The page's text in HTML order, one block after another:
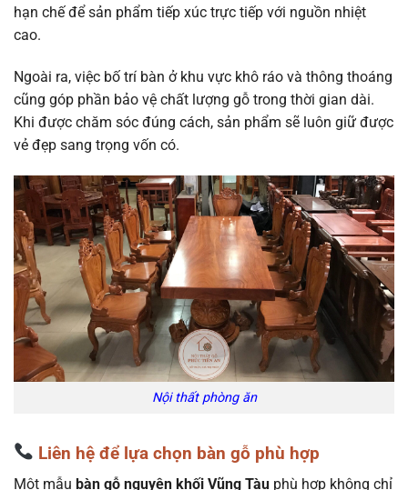
hạn chế để sản phẩm tiếp xúc trực tiếp với nguồn nhiệt
cao.
Ngoài ra, việc bố trí bàn ở khu vực khô ráo và thông thoáng
cũng góp phần bảo vệ chất lượng gỗ trong thời gian dài.
Khi được chăm sóc đúng cách, sản phẩm sẽ luôn giữ được
vẻ đẹp sang trọng vốn có.
Nội thất phòng ăn
Liên hệ để lựa chọn bàn gỗ phù hợp
Một mẫu bàn gỗ nguyên khối Vũng Tàu phù hợp không chỉ